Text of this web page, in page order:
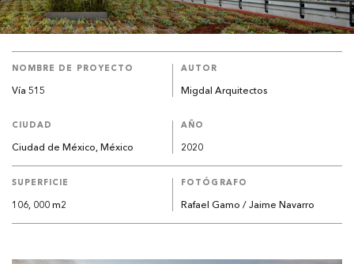
NOMBRE DE PROYECTO
Vía 515
AUTOR
Migdal Arquitectos
CIUDAD
Ciudad de México, México
AÑO
2020
SUPERFICIE
106, 000 m2
FOTÓGRAFO
Rafael Gamo / Jaime Navarro